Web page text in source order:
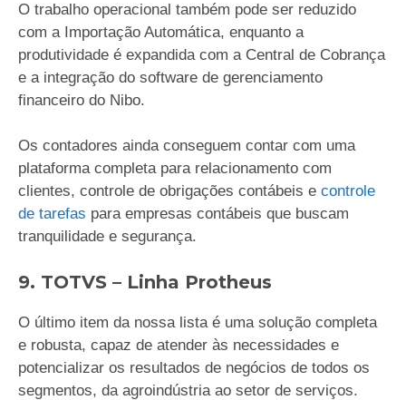
O trabalho operacional também pode ser reduzido
com a Importação Automática, enquanto a
produtividade é expandida com a Central de Cobrança
e a integração do software de gerenciamento
financeiro do Nibo.
Os contadores ainda conseguem contar com uma
plataforma completa para relacionamento com
clientes, controle de obrigações contábeis e controle
de tarefas para empresas contábeis que buscam
tranquilidade e segurança.
9. TOTVS – Linha Protheus
O último item da nossa lista é uma solução completa
e robusta, capaz de atender às necessidades e
potencializar os resultados de negócios de todos os
segmentos, da agroindústria ao setor de serviços.